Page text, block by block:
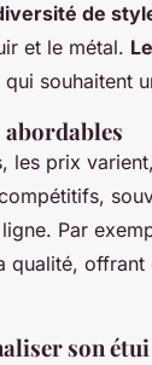
de
et le métal.
souhaitent
les prix
Par
son étui